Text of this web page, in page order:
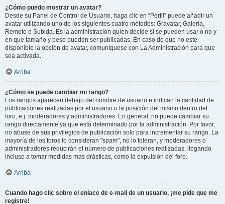
¿Cómo puedo mostrar un avatar?
Desde su Panel de Control de Usuario, haga clic en “Perfil” puede añadir un
avatar utilizando uno de los siguientes cuatro métodos: Gravatar, Galería,
Remoto o Subida. Es la administración quien decide si se pueden usar o no y
en que tamaño y peso pueden ser publicadas. En caso de que no este
disponible la opción de avatar, comuníquese con La Administración para que
sea activada.
Arriba
¿Cómo se puede cambiar mi rango?
Los rangos aparecen debajo del nombre de usuario e indican la cantidad de
publicaciones realizadas por el usuario o la posición del mismo dentro del
foro, e.j. moderadores y administradores. En general, no puede cambiar su
rango directamente ya que está determinado por la administración. Por favor,
no abuse de sus privilegios de publicación solo para incrementar su rango. La
mayoría de los foros lo consideran "spam", no lo toleran, y moderadores o
administradores reducirán el número de publicaciones realizadas, llegando
incluso a tomar medidas mas drásticas, como la expulsión del foro.
Arriba
Cuando hago clic sobre el enlace de e-mail de un usuario, ¡me pide que me
registre!